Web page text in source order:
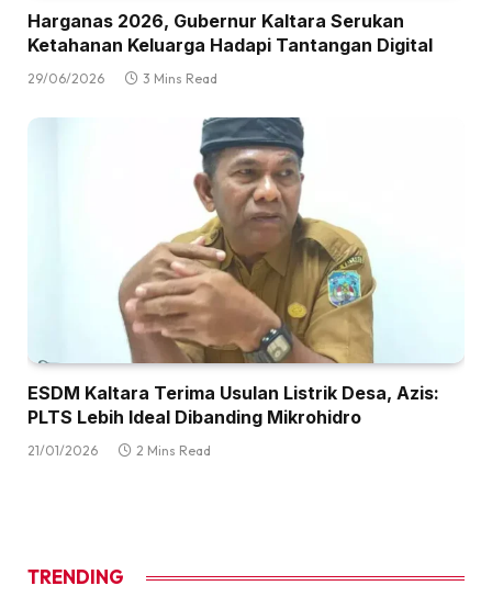
Harganas 2026, Gubernur Kaltara Serukan
Ketahanan Keluarga Hadapi Tantangan Digital
29/06/2026 3 Mins Read
ESDM Kaltara Terima Usulan Listrik Desa, Azis:
PLTS Lebih Ideal Dibanding Mikrohidro
21/01/2026 2 Mins Read
TRENDING